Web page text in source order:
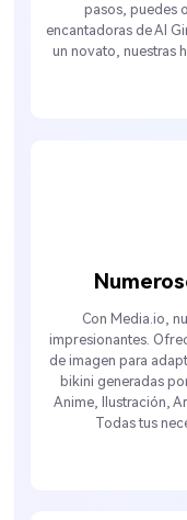
pasos, puedes
encantadoras de AI
un novato, nuestras
Con Media.io,
impresionantes.
de imagen para
bikini generadas
Anime, Ilustración,
Todas tus